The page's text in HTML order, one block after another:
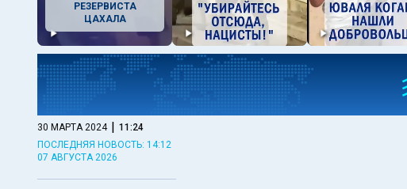
РЕЗЕРВИСТА
ЦАХАЛА
30 МАРТА 2024 | 11:24
ПОСЛЕДНЯЯ НОВОСТЬ: 14:12
07 АВГУСТА 2026